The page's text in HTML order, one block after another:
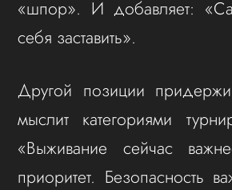
«шпор». И добавляет:
себя заставить».
Другой позиции
мыслит категориями
«Выживание сейчас
приоритет. Безопасность